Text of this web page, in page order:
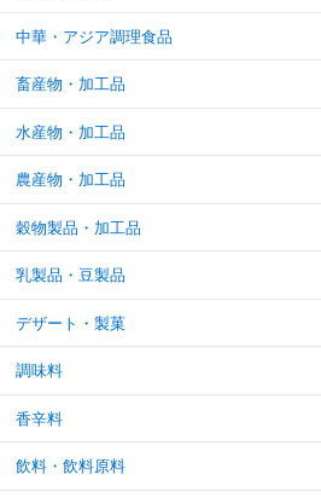
中華・アジア調理食品
畜産物・加工品
水産物・加工品
農産物・加工品
穀物製品・加工品
乳製品・豆製品
デザート・製菓
調味料
香辛料
飲料・飲料原料